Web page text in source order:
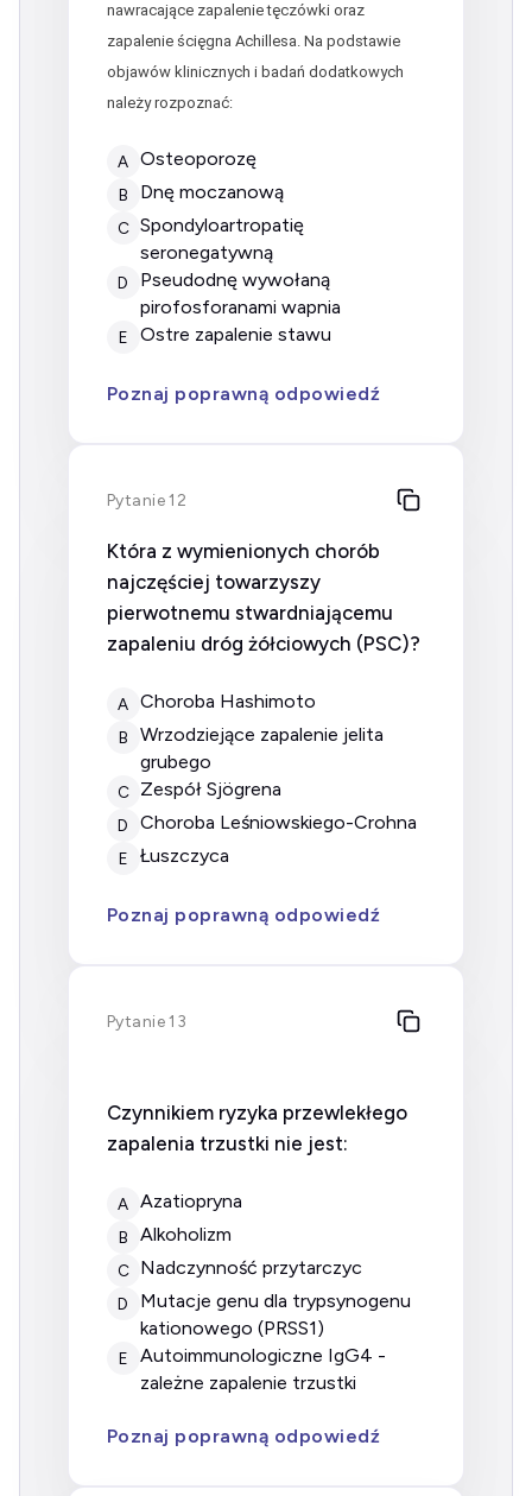
nawracające zapalenie tęczówki oraz
zapalenie ścięgna Achillesa. Na podstawie
objawów klinicznych i badań dodatkowych
należy rozpoznać:
A Osteoporozę
B Dnę moczanową
C Spondyloartropatię
seronegatywną
D
Pseudodnę wywołaną
pirofosforanami wapnia
E Ostre zapalenie stawu
Poznaj poprawną odpowiedź
Pytanie 12
Która z wymienionych chorób
najczęściej towarzyszy
pierwotnemu stwardniającemu
zapaleniu dróg żółciowych (PSC)?
A choroba Hashimoto
B
wrzodziejące zapalenie jelita
grubego
C zespół Sjögrena
D choroba Leśniowskiego-Crohna
E łuszczyca
Poznaj poprawną odpowiedź
Pytanie 13
Czynnikiem ryzyka przewlekłego
zapalenia trzustki nie jest:
A azatiopryna
B alkoholizm
C nadczynność przytarczyc
D
mutacje genu dla trypsynogenu
kationowego (PRSS1)
E
autoimmunologiczne IgG4 -
zależne zapalenie trzustki
Poznaj poprawną odpowiedź